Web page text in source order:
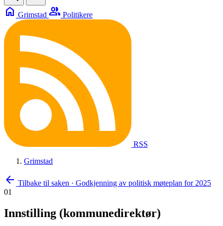
home Grimstad group Politikere
RSS
Grimstad
arrow_back Tilbake til saken · Godkjenning av politisk møteplan for 2025
01
Innstilling (kommunedirektør)